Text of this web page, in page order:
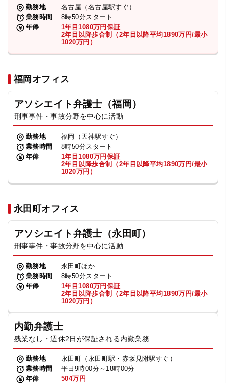
勤務地
名古屋（名古屋駅すぐ）
業務時間
8時50分スタート
年俸
1年目1080万円保証
2年目以降歩合制（2年目以降平均1890万円/最小
1020万円）
福岡オフィス
アソシエイト弁護士（福岡）
刑事事件・事故分野を中心に活動
勤務地
福岡（天神駅すぐ）
業務時間
8時50分スタート
年俸
1年目1080万円保証
2年目以降歩合制（2年目以降平均1890万円/最小
1020万円）
永田町オフィス
アソシエイト弁護士（永田町）
刑事事件・事故分野を中心に活動
勤務地
永田町ほか
業務時間
8時50分スタート
年俸
1年目1080万円保証
2年目以降歩合制（2年目以降平均1890万円/最小
1020万円）
内勤弁護士
残業なし・週休2日が保証される内勤業務
勤務地
永田町（永田町駅・赤坂見附駅すぐ）
業務時間
平日9時00分～18時00分
年俸
504万円